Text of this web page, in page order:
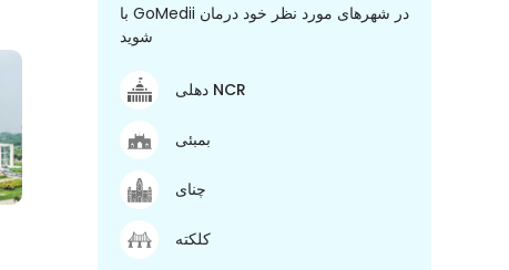
با GoMedii در شهرهای مورد نظر خود درمان
شوید
دهلی NCR
بمبئی
چنای
کلکته